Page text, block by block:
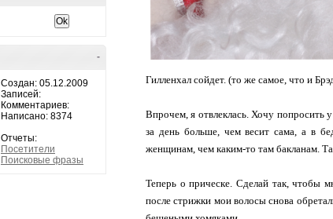
-
Создан: 05.12.2009
Записей:
Комментариев:
Написано: 8374
Отчеты:
Посетители
Поисковые фразы
Гилленхал сойдет. (то же самое, что и
Впрочем, я отвлеклась. Хочу попросить
за день больше, чем весит сама, а в
женщинам, чем каким-то там бакланам.
Теперь о прическе. Сделай так, чтобы
после стрижки мои волосы снова